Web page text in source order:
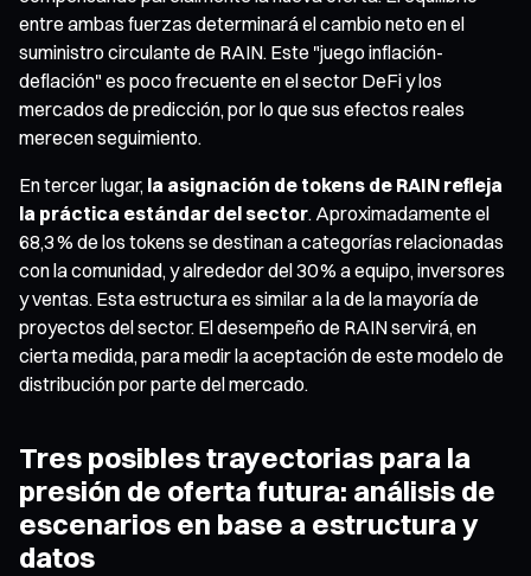
entre ambas fuerzas determinará el cambio neto en el
suministro circulante de RAIN. Este "juego inflación-
deflación" es poco frecuente en el sector DeFi y los
mercados de predicción, por lo que sus efectos reales
merecen seguimiento.
En tercer lugar, la asignación de tokens de RAIN refleja
la práctica estándar del sector. Aproximadamente el
68,3 % de los tokens se destinan a categorías relacionadas
con la comunidad, y alrededor del 30 % a equipo, inversores
y ventas. Esta estructura es similar a la de la mayoría de
proyectos del sector. El desempeño de RAIN servirá, en
cierta medida, para medir la aceptación de este modelo de
distribución por parte del mercado.
Tres posibles trayectorias para la
presión de oferta futura: análisis de
escenarios en base a estructura y
datos